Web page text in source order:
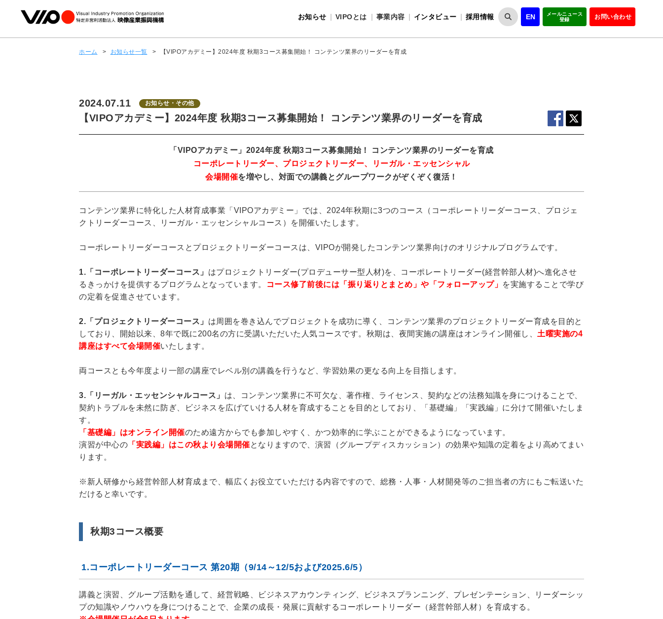
お知らせ VIPOとは
VIPOとは
事業内容
インタビュー 採用情報 EN
メールニュース
登録
お問い合わせ
ホーム > お知らせ一覧 > 【VIPOアカデミー】2024年度 秋期3コース募集開始！ コンテンツ業界のリーダーを育成
2024.07.11 お知らせ・その他
【VIPOアカデミー】2024年度 秋期3コース募集開始！ コンテンツ業界のリーダーを育成
「VIPOアカデミー」2024年度 秋期3コース募集開始！ コンテンツ業界のリーダーを育成
コーポレートリーダー、プロジェクトリーダー、リーガル・エッセンシャル
会場開催を増やし、対面での講義とグループワークがぞくぞく復活！
コンテンツ業界に特化した人材育成事業「VIPOアカデミー」では、2024年秋期に3つのコース（コーポレートリーダーコース、プロジェ
クトリーダーコース、リーガル・エッセンシャルコース）を開催いたします。
コーポレートリーダーコースとプロジェクトリーダーコースは、VIPOが開発したコンテンツ業界向けのオリジナルプログラムです。
1.「コーポレートリーダーコース」 はプロジェクトリーダー(プロデューサー型人材)を、コーポレートリーダー(経営幹部人材)へ進化させ
るきっかけを提供するプログラムとなっています。
コース修了前後には「振り返りとまとめ」や「フォローアップ」 を実施することで学び
の定着を促進させています。
2.「プロジェクトリーダーコース」 は周囲を巻き込んでプロジェクトを成功に導く、コンテンツ業界のプロジェクトリーダー育成を目的と
しており、開始以来、8年で既に200名の方に受講いただいた人気コースです。秋期は、夜間実施の講座はオンライン開催し、 土曜実施の4
講座はすべて会場開催いたします。
両コースとも今年度より一部の講座でレベル別の講義を行うなど、学習効果の更なる向上を目指します。
3.「リーガル・エッセンシャルコース」 は、コンテンツ業界に不可欠な、著作権、ライセンス、契約などの法務知識を身につけることで、
契約トラブルを未然に防ぎ、ビジネスを広げていける人材を育成することを目的としており、「基礎編」「実践編」に分けて開催いたしま
す。
「基礎編」はオンライン開催のため遠方からでも参加しやすく、かつ効率的に学ぶことができるようになっています。
演習が中心の 「実践編」はこの秋より会場開催となりますので、演習（グループディスカッション）の効果や知識の定着をより高めてまい
ります。
※新人研修から経営幹部人材育成まで、幅広くお役立ていただける内容ですので、総務・人事・人材開発等のご担当者の方にもご転送いた
だけると幸いです。
秋期3コース概要
1.コーポレートリーダーコース 第20期（9/14～12/5および2025.6/5）
講義と演習、グループ活動を通して、経営戦略、ビジネスアカウンティング、ビジネスプランニング、プレゼンテーション、リーダーシッ
プの知識やノウハウを身につけることで、企業の成長・発展に貢献するコーポレートリーダー（経営幹部人材）を育成する。